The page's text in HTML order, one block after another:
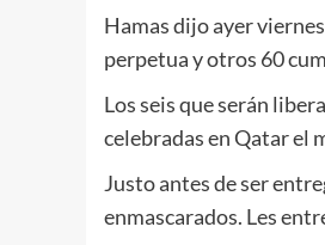
Hamas dijo ayer
perpetua y otros 60
Los seis que serán
celebradas en Qatar el
Justo antes de ser
enmascarados. Les